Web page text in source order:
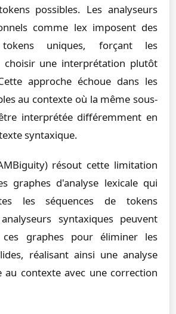
possibles. Les analyseurs
comme lex imposent des
uniques, forçant les
choisir une interprétation plutôt
approche échoue dans les
au contexte où la même sous-
interprétée différemment en
syntaxique.
résout cette limitation
graphes d'analyse lexicale qui
les séquences de tokens
syntaxiques peuvent
graphes pour éliminer les
réalisant ainsi une analyse
au contexte avec une correction